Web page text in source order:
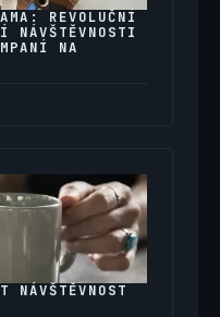
REVOLUČNÍ
NÁVŠTĚVNOSTI
NA